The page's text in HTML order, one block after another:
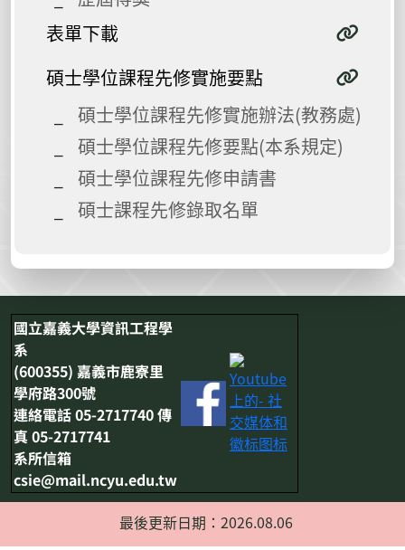
表單下載
碩士學位課程先修實施要點
碩士學位課程先修實施辦法(教務處)
碩士學位課程先修要點(本系規定)
碩士學位課程先修申請書
碩士課程先修錄取名單
國立嘉義大學資訊工程學
系
(600355) 嘉義市鹿寮里
學府路300號
連絡電話 05-2717740 傳
真 05-2717741
系所信箱
csie@mail.ncyu.edu.tw
最後更新日期：2026.08.06